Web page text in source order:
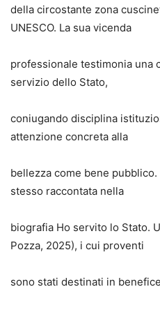
della circostante zona
UNESCO. La sua vicenda
professionale testimonia una
servizio dello Stato,
coniugando disciplina
attenzione concreta alla
bellezza come bene
stesso raccontata nella
biografia Ho servito lo Stato.
Pozza, 2025), i cui proventi
sono stati destinati in